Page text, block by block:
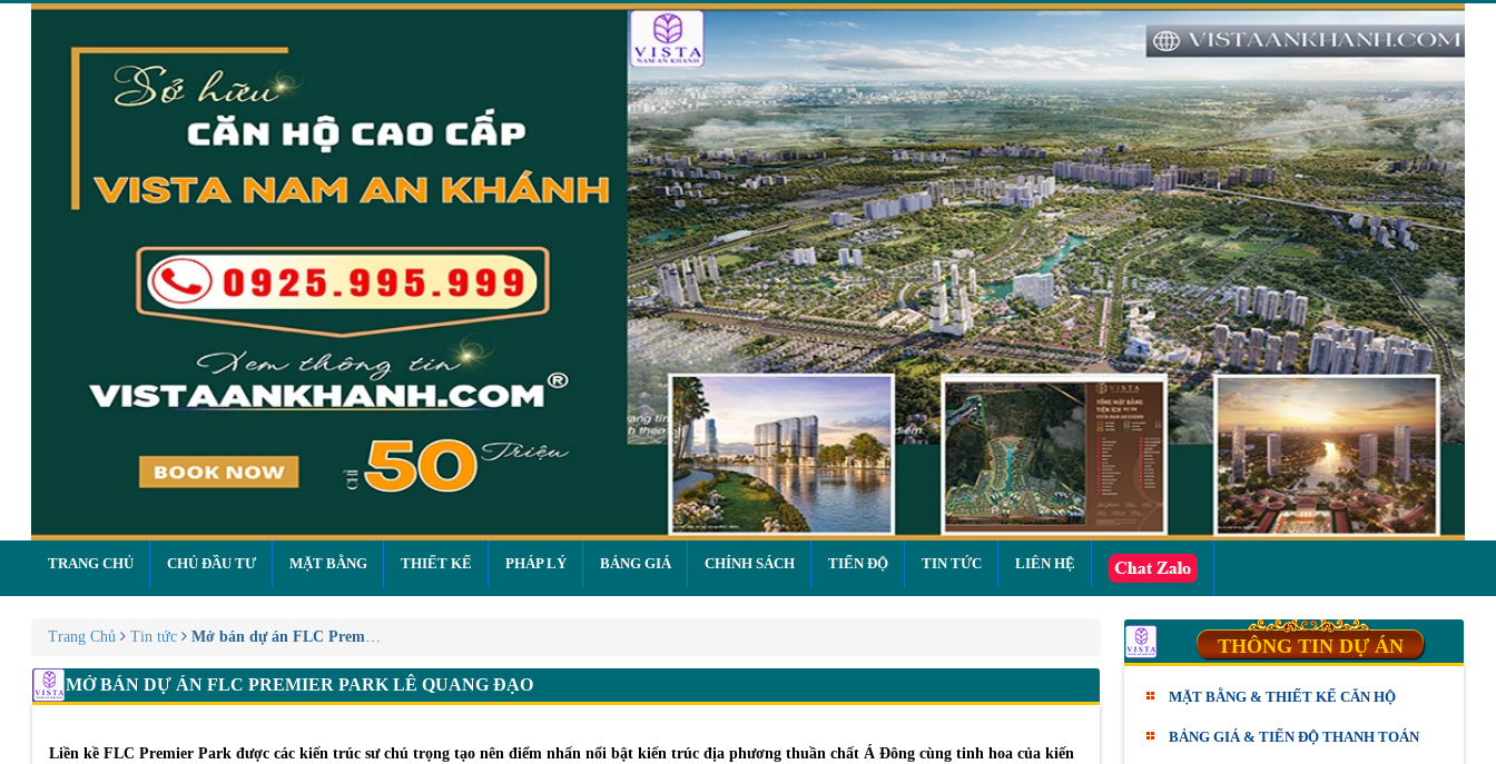
TRANG CHỦ CHỦ ĐẦU TƯ MẶT BẰNG THIẾT KẾ PHÁP LÝ BẢNG GIÁ CHÍNH SÁCH TIẾN ĐỘ TIN TỨC LIÊN HỆ
Trang Chủ Tin tức Mở bán dự án FLC Premier Park Lê Quang Đạo
MỞ BÁN DỰ ÁN FLC PREMIER PARK LÊ QUANG ĐẠO
Liền kề FLC Premier Park được các kiến trúc sư chú trọng tạo nên điểm nhấn nổi bật kiến trúc địa phương thuần chất Á Đông cùng tinh hoa của kiến
THÔNG TIN DỰ ÁN
MẶT BẰNG & THIẾT KẾ CĂN HỘ
BẢNG GIÁ & TIẾN ĐỘ THANH TOÁN